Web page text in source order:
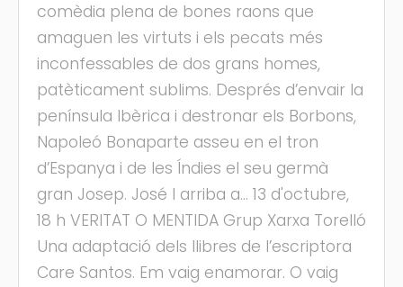
comèdia plena de bones raons que
amaguen les virtuts i els pecats més
inconfessables de dos grans homes,
patèticament sublims. Després d’envair la
península Ibèrica i destronar els Borbons,
Napoleó Bonaparte asseu en el tron
d’Espanya i de les Índies el seu germà
gran Josep. José I arriba a... 13 d'octubre,
18 h VERITAT O MENTIDA Grup Xarxa Torelló
Una adaptació dels llibres de l’escriptora
Care Santos. Em vaig enamorar. O vaig